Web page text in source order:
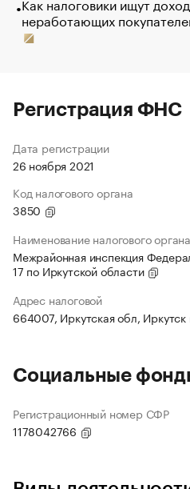
неработающих
Регистрация ФНС
Дата регистрации
26 ноября 2021
Код налогового органа
3850
Наименование налогового органа
Межрайонная инспекция
17 по Иркутской области
Адрес налоговой
664007, Иркутская обл, Иркутск
Социальные
Регистрационный номер СФР
1178042766